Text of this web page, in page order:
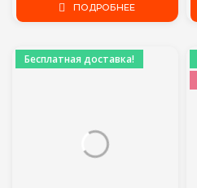
Камеры Аксессуары для Go
ПОДРОБНЕЕ
Бесплатная доставка!